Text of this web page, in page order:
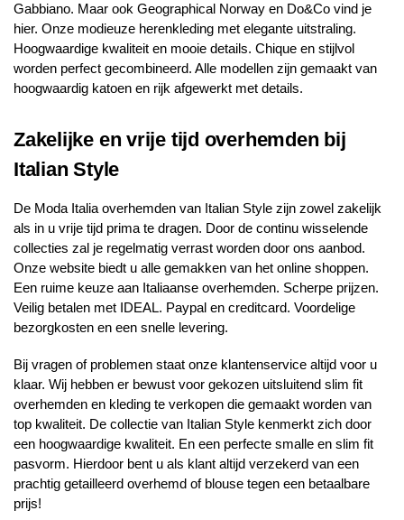
Gabbiano. Maar ook Geographical Norway en Do&Co vind je
hier. Onze modieuze herenkleding met elegante uitstraling.
Hoogwaardige kwaliteit en mooie details. Chique en stijlvol
worden perfect gecombineerd. Alle modellen zijn gemaakt van
hoogwaardig katoen en rijk afgewerkt met details.
Zakelijke en vrije tijd overhemden bij
Italian Style
De Moda Italia overhemden van Italian Style zijn zowel zakelijk
als in u vrije tijd prima te dragen. Door de continu wisselende
collecties zal je regelmatig verrast worden door ons aanbod.
Onze website biedt u alle gemakken van het online shoppen.
Een ruime keuze aan Italiaanse overhemden. Scherpe prijzen.
Veilig betalen met IDEAL. Paypal en creditcard. Voordelige
bezorgkosten en een snelle levering.
Bij vragen of problemen staat onze klantenservice altijd voor u
klaar. Wij hebben er bewust voor gekozen uitsluitend slim fit
overhemden en kleding te verkopen die gemaakt worden van
top kwaliteit. De collectie van Italian Style kenmerkt zich door
een hoogwaardige kwaliteit. En een perfecte smalle en slim fit
pasvorm. Hierdoor bent u als klant altijd verzekerd van een
prachtig getailleerd overhemd of blouse tegen een betaalbare
prijs!